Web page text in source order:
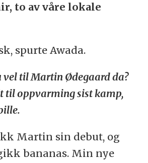
to av våre lokale
spurte Awada.
vel til Martin Ødegaard da?
til oppvarming sist kamp,
Martin sin debut, og
bananas. Min nye